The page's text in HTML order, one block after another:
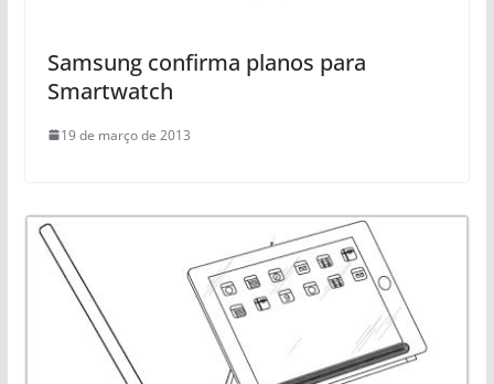
Samsung confirma planos para
Smartwatch
19 de março de 2013